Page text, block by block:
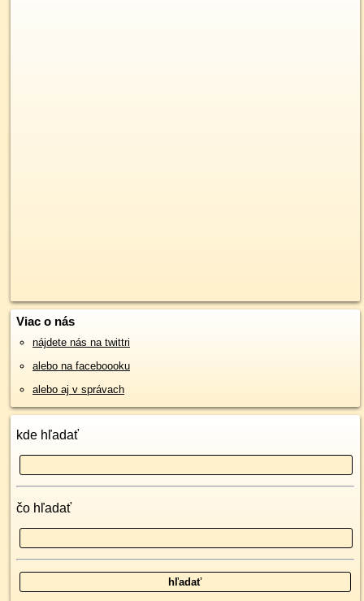
Viac o nás
nájdete nás na twittri
alebo na faceboooku
alebo aj v správach
kde hľadať
čo hľadať